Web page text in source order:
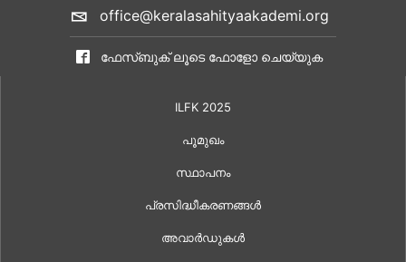
office@keralasahityaakademi.org
ഫേസ്ബുക് ലൂടെ ഫോളോ ചെയ്യുക
ILFK 2025
പൂമുഖം
സ്ഥാപനം
പ്രസിദ്ധീകരണങ്ങൾ
അവാർഡുകൾ